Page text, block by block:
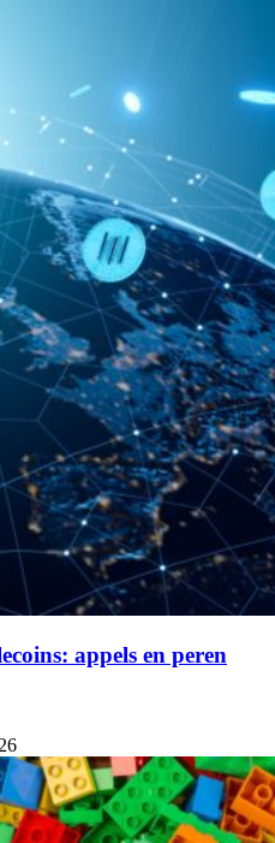
appels en peren